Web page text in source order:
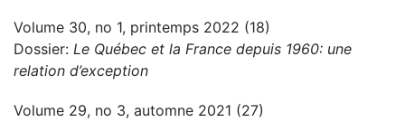
Volume 30, no 1, printemps 2022 (18)
Dossier: Le Québec et la France depuis 1960: une
relation d’exception
Volume 29, no 3, automne 2021 (27)